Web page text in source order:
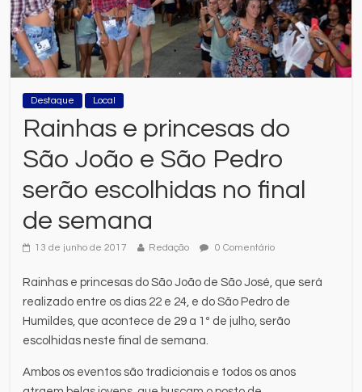
Destaque Local
Rainhas e princesas do
São João e São Pedro
serão escolhidas no final
de semana
13 de junho de 2017 Redação 0 Comentário
Rainhas e princesas do São João de São José, que será
realizado entre os dias 22 e 24, e do São Pedro de
Humildes, que acontece de 29 a 1º de julho, serão
escolhidas neste final de semana.
Ambos os eventos são tradicionais e todos os anos